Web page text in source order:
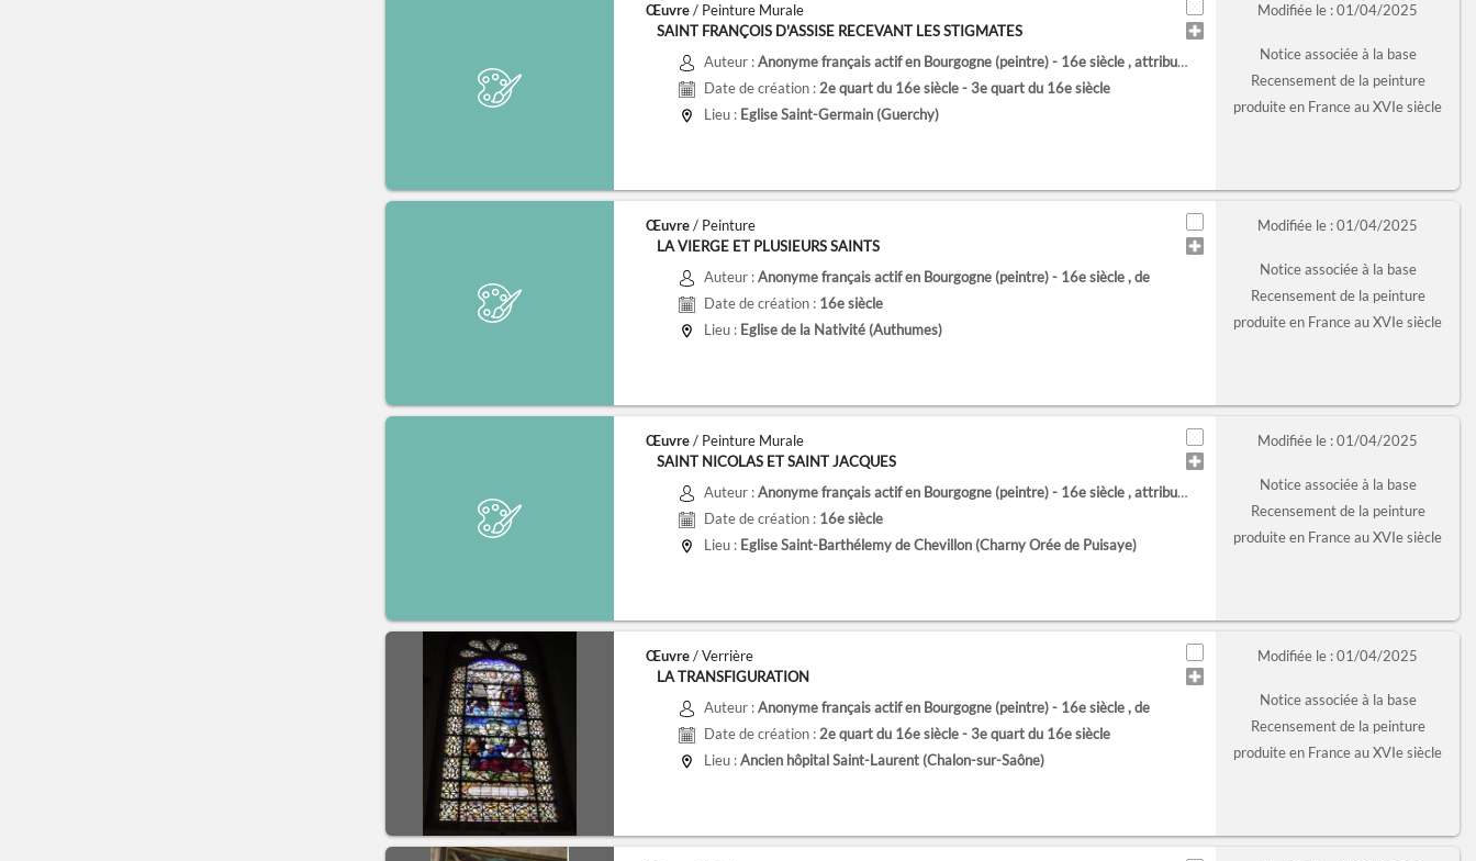
Œuvre/ Peinture Murale
SAINT FRANÇOIS D'ASSISE RECEVANT LES STIGMATES
Auteur :Anonyme français actif en Bourgogne (peintre) - 16e siècle, attribué à
Date de création : 2e quart du 16e siècle - 3e quart du 16e siècle
Lieu : Eglise Saint-Germain (Guerchy)
Modifiée le : 01/04/2025
Notice associée à la base
Recensement de la peinture
produite en France au XVIe siècle
Œuvre/ Peinture
LA VIERGE ET PLUSIEURS SAINTS
Auteur :Anonyme français actif en Bourgogne (peintre) - 16e siècle, de
Date de création : 16e siècle
Lieu : Eglise de la Nativité (Authumes)
Modifiée le : 01/04/2025
Notice associée à la base
Recensement de la peinture
produite en France au XVIe siècle
Œuvre/ Peinture Murale
SAINT NICOLAS ET SAINT JACQUES
Auteur :Anonyme français actif en Bourgogne (peintre) - 16e siècle, attribué à
Date de création : 16e siècle
Lieu : Eglise Saint-Barthélemy de Chevillon (Charny Orée de Puisaye)
Modifiée le : 01/04/2025
Notice associée à la base
Recensement de la peinture
produite en France au XVIe siècle
Œuvre/ Verrière
LA TRANSFIGURATION
Auteur :Anonyme français actif en Bourgogne (peintre) - 16e siècle, de
Date de création : 2e quart du 16e siècle - 3e quart du 16e siècle
Lieu :Ancien hôpital Saint-Laurent (Chalon-sur-Saône)
Modifiée le : 01/04/2025
Notice associée à la base
Recensement de la peinture
produite en France au XVIe siècle